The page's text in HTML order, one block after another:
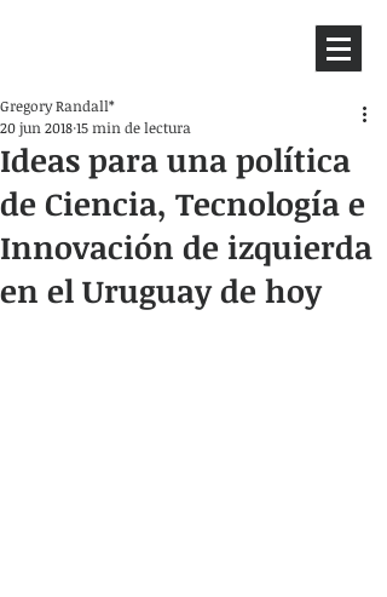
Ideas para una política
de Ciencia, Tecnología e
Innovación de izquierda
en el Uruguay de hoy
Gregory Randall*
20 jun 201815 min de lectura